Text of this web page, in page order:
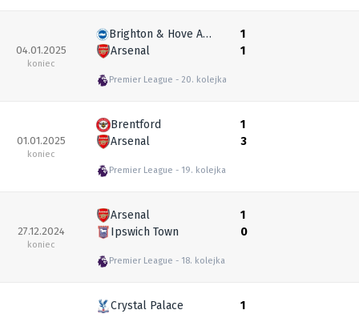
04.01.2025
koniec
Brighton & Hove Albion
Arsenal
Premier League 20. kolejka
1
1
01.01.2025
koniec
Brentford
Arsenal
Premier League 19. kolejka
1
3
27.12.2024
koniec
Arsenal
Ipswich Town
Premier League 18. kolejka
1
0
Crystal Palace
1